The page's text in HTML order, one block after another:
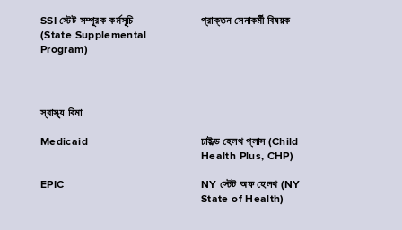
SSI স্টেট সম্পূরক কর্মসূচি
(State Supplemental
Program)
প্রাক্তন সেনাকর্মী বিষয়ক
স্বাস্থ্য বিমা
Medicaid
চাইল্ড হেলথ প্লাস (Child
Health Plus, CHP)
EPIC
NY স্টেট অফ হেলথ (NY
State of Health)